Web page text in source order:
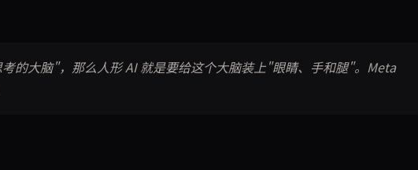
的大脑"，那么人形 AI 就是要给这个大脑装上"眼睛、手和腿"。Meta